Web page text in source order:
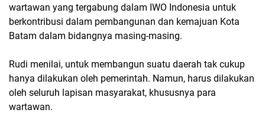
wartawan yang tergabung dalam IWO Indonesia untuk
berkontribusi dalam pembangunan dan kemajuan Kota
Batam dalam bidangnya masing-masing.
Rudi menilai, untuk membangun suatu daerah tak cukup
hanya dilakukan oleh pemerintah. Namun, harus dilakukan
oleh seluruh lapisan masyarakat, khususnya para
wartawan.